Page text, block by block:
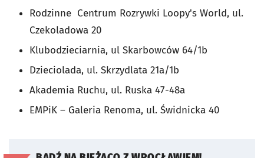
Rodzinne Centrum Rozrywki Loopy's World, ul.
Czekoladowa 20
Klubodzieciarnia, ul Skarbowców 64/1b
Dzieciolada, ul. Skrzydlata 21a/1b
Akademia Ruchu, ul. Ruska 47-48a
EMPiK – Galeria Renoma, ul. Świdnicka 40